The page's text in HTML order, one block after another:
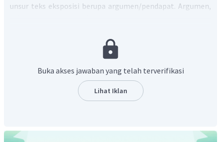
unsur teks eksposisi berupa argumen/pendapat. Argumen,
Berdasarkan teks di atas, pendapat yang sejalan dengan isi
teks eksposisi tersebut adalah
dibuktikan pada paragraf keempat, yang menyatakan
Kami ingin memastikan bahwa proyeksi macet total yang
menjadi bencana lalu lintas itu dapat dihindari. Jakarta
Dapat disimpulkan, pendapat yang sejalan dengan isi
Buka akses jawaban yang telah terverifikasi
Lihat Iklan